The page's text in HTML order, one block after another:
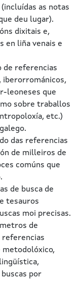
as notas
deu lugar).
dixitais e,
en liña venais e
de referencias
iberorrománicos,
leoneses que
sobre traballos
etc.)
das referencias
de milleiros de
comúns que
de busca de
tesauros
moi precisas.
de
referencias
metodolóxico,
por